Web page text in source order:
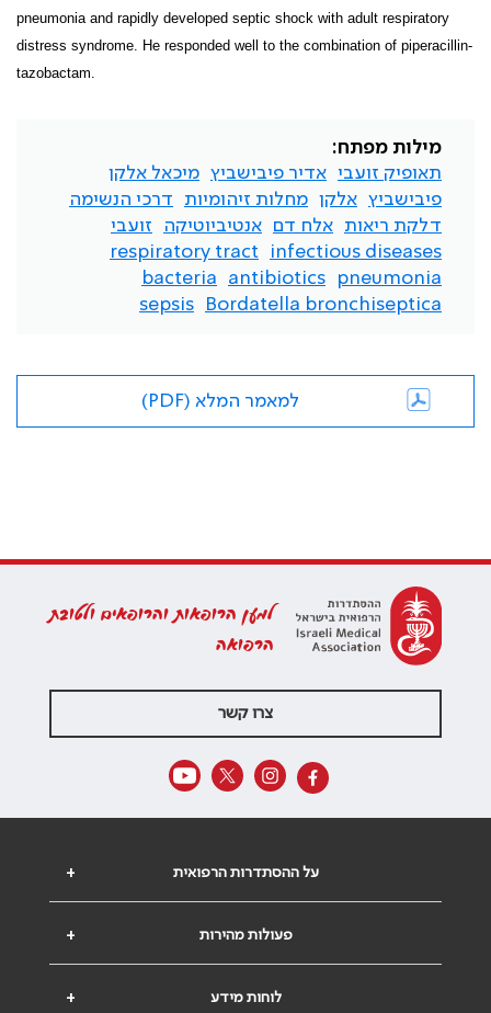
pneumonia and rapidly developed septic shock with adult respiratory
distress syndrome. He responded well to the combination of piperacillin-
tazobactam.
מילות מפתח:
תאופיק זועבי אדיר פיבישביץ מיכאל אלקן
פיבישביץ אלקן מחלות זיהומיות
דרכי הנשימה
דלקת ריאות
אלח דם אנטיביוטיקה
זועבי
infectious diseases
respiratory tract
pneumonia
antibiotics
bacteria
Bordatella bronchiseptica
sepsis
למאמר המלא (PDF)
למען הרופאות והרופאים ולטובת
הרפואה
צרו קשר
+ על ההסתדרות הרפואית
+ פעולות מהירות
+ לוחות מידע